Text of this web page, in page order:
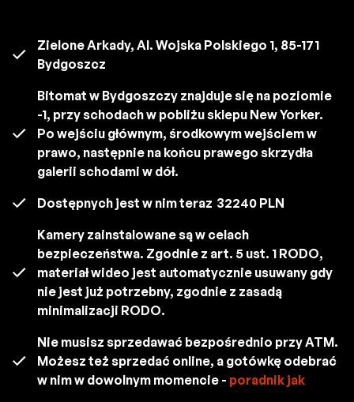
Zielone Arkady, Al. Wojska Polskiego 1, 85-171
Bydgoszcz
Bitomat w Bydgoszczy znajduje się na poziomie
-1, przy schodach w pobliżu sklepu New Yorker.
Po wejściu głównym, środkowym wejściem w
prawo, następnie na końcu prawego skrzydła
galerii schodami w dół.
Dostępnych jest w nim teraz 32240 PLN
Kamery zainstalowane są w celach
bezpieczeństwa. Zgodnie z art. 5 ust. 1 RODO,
materiał wideo jest automatycznie usuwany gdy
nie jest już potrzebny, zgodnie z zasadą
minimalizacji RODO.
Nie musisz sprzedawać bezpośrednio przy ATM.
Możesz też sprzedać online, a gotówkę odebrać
w nim w dowolnym momencie - poradnik jak